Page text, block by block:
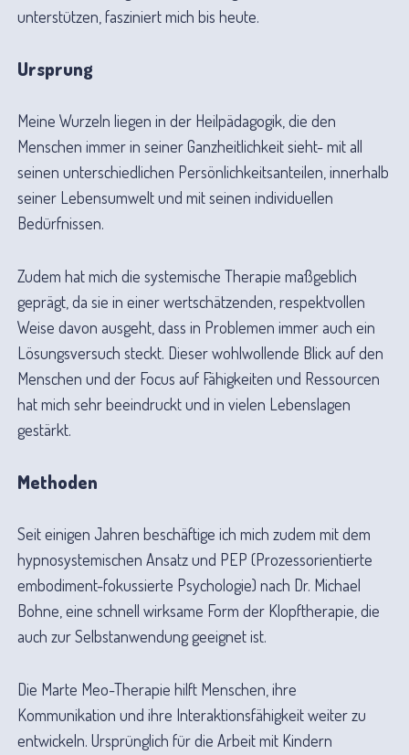
unterstützen, fasziniert mich bis heute.
Ursprung
Meine Wurzeln liegen in der Heilpädagogik, die den
Menschen immer in seiner Ganzheitlichkeit sieht- mit all
seinen unterschiedlichen Persönlichkeitsanteilen, innerhalb
seiner Lebensumwelt und mit seinen individuellen
Bedürfnissen.
Zudem hat mich die systemische Therapie maßgeblich
geprägt, da sie in einer wertschätzenden, respektvollen
Weise davon ausgeht, dass in Problemen immer auch ein
Lösungsversuch steckt. Dieser wohlwollende Blick auf den
Menschen und der Focus auf Fähigkeiten und Ressourcen
hat mich sehr beeindruckt und in vielen Lebenslagen
gestärkt.
Methoden
Seit einigen Jahren beschäftige ich mich zudem mit dem
hypnosystemischen Ansatz und PEP (Prozessorientierte
embodiment-fokussierte Psychologie) nach Dr. Michael
Bohne, eine schnell wirksame Form der Klopftherapie, die
auch zur Selbstanwendung geeignet ist.
Die Marte Meo-Therapie hilft Menschen, ihre
Kommunikation und ihre Interaktionsfähigkeit weiter zu
entwickeln. Ursprünglich für die Arbeit mit Kindern